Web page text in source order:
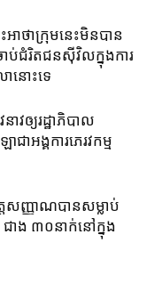
ាថាក្រុមនេះមិនបាន
ប់ជំរិតជនស៊ីវិលក្នុងការ
ានោះទេ
វឲ្យរដ្ឋាភិបាល
ាអង្គការភេរវកម្ម
តសញ្ញាណបានសម្លាប់
ាង ៣០នាក់នៅក្នុង